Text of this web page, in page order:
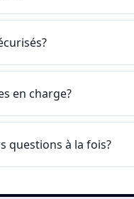
en charge?
questions à la fois?